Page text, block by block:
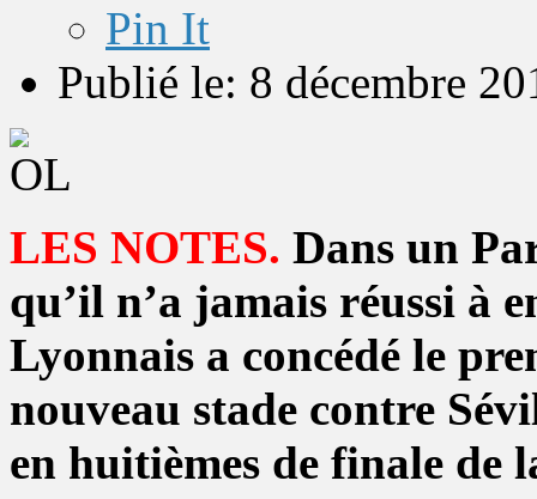
Pin It
Publié le: 8 décembre
LES NOTES. Dans un
qu’il n’a jamais réussi à
Lyonnais a concédé le
nouveau stade contre
en huitièmes de finale de